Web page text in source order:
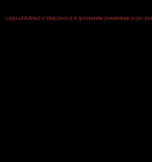
Logo-ul Aidraci si dracusorul in ipostazele prezentate in joc